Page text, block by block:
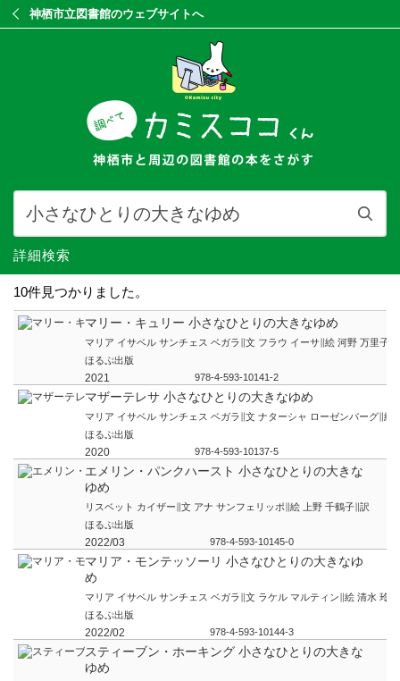
神栖市立図書館のウェブサイトへ
詳細検索
10件見つかりました。
マリー・キュリー 小さなひとりの大きなゆめ
マリア イサベル サンチェス ベガラ∥文 フラウ イーサ∥絵 河野 万里子∥
ほるぷ出版
2021 978-4-593-10141-2
マザーテレサ 小さなひとりの大きなゆめ
マリア イサベル サンチェス ベガラ∥文 ナターシャ ローゼンバーグ∥絵
ほるぷ出版
2020 978-4-593-10137-5
エメリン・パンクハースト 小さなひとりの大きな
ゆめ
リスベット カイザー∥文 アナ サンフェリッポ∥絵 上野 千鶴子∥訳
ほるぷ出版
2022/03 978-4-593-10145-0
マリア・モンテッソーリ 小さなひとりの大きなゆ
め
マリア イサベル サンチェス ベガラ∥文 ラケル マルティン∥絵 清水 玲
ほるぷ出版
2022/02 978-4-593-10144-3
スティーブン・ホーキング 小さなひとりの大きな
ゆめ